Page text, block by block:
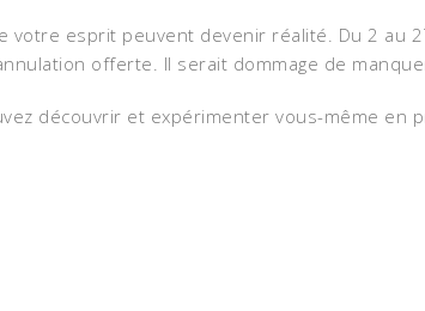
votre esprit peuvent devenir réalité. Du 2 au
offerte. Il serait dommage de
découvrir et expérimenter vous-même en